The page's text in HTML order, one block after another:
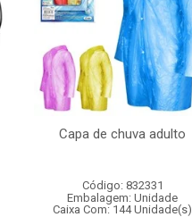
Capa de chuva adulto
Código: 832331
Embalagem: Unidade
Caixa Com: 144 Unidade(s)